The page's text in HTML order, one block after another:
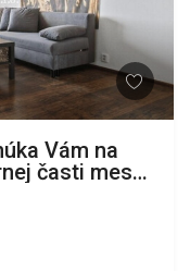
Vám na
časti mesta